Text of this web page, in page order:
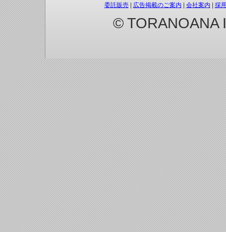
委託販売| 広告掲載のご案内 会社案内 採
© TORANOANA